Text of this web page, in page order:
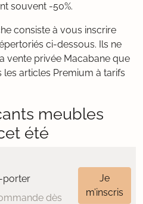
souvent -50%.
consiste à vous inscrire
ci-dessous. Ils ne
vente privée Macabane que
articles Premium à tarifs
meubles
été
porter
dès
Je
m’inscris